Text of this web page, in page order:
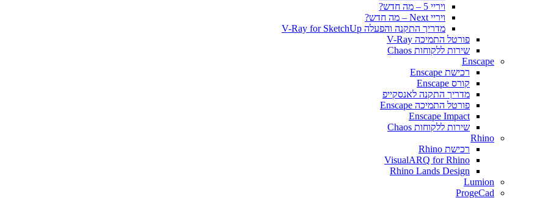
ויריי 5 – מה חדש?
ויריי Next – מה חדש?
מדריך התקנה והפעלה V-Ray for SketchUp
פורטל התמיכה V-Ray
שירות ללקוחות Chaos
Enscape
רכישת Enscape
קורס Enscape
מדריך התקנה לאנסקייפ
פורטל התמיכה Enscape
Enscape Impact
שירות ללקוחות Chaos
Rhino
רכישת Rhino
VisualARQ for Rhino
Rhino Lands Design
Lumion
ProgeCad